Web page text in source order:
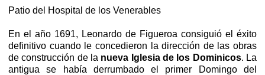
Patio del Hospital de los Venerables
En el año 1691, Leonardo de Figueroa consiguió el éxito
definitivo cuando le concedieron la dirección de las obras
de construcción de la nueva Iglesia de los Dominicos. La
antigua se había derrumbado el primer Domingo del